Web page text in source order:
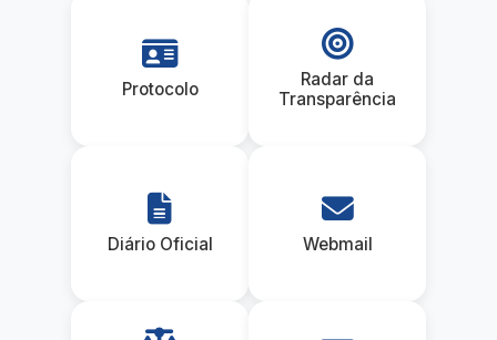
Protocolo
Radar da
Transparência
Diário Oficial Webmail